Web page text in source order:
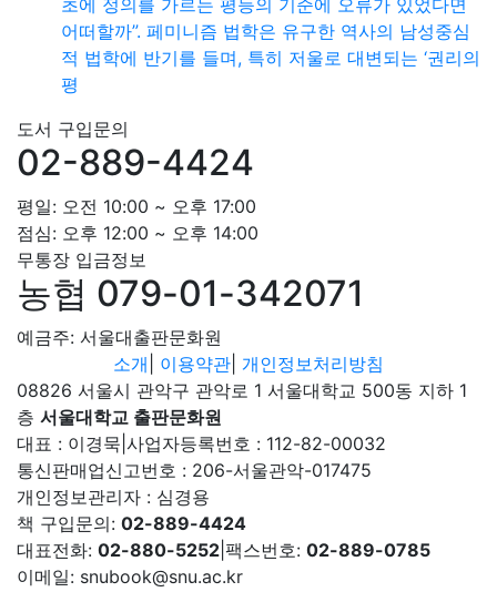
초에 정의를 가르는 평등의 기준에 오류가 있었다면
어떠할까”. 페미니즘 법학은 유구한 역사의 남성중심
적 법학에 반기를 들며, 특히 저울로 대변되는 ‘권리의
평
도서 구입문의
02-889-4424
평일: 오전 10:00 ~ 오후 17:00
점심: 오후 12:00 ~ 오후 14:00
무통장 입금정보
농협 079-01-342071
예금주: 서울대출판문화원
소개
이용약관 개인정보처리방침
08826 서울시 관악구 관악로 1 서울대학교 500동 지하 1
층 서울대학교 출판문화원
대표 : 이경묵 사업자등록번호 : 112-82-00032
통신판매업신고번호 : 206-서울관악-017475
개인정보관리자 : 심경용
책 구입문의: 02-889-4424
대표전화: 02-880-5252 팩스번호: 02-889-0785
이메일: snubook@snu.ac.kr